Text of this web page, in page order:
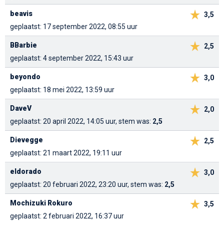
3,5
beavis
geplaatst: 17 september 2022, 08:55 uur
2,5
BBarbie
geplaatst: 4 september 2022, 15:43 uur
3,0
beyondo
geplaatst: 18 mei 2022, 13:59 uur
2,0
DaveV
geplaatst: 20 april 2022, 14:05 uur, stem was: 2,5
2,5
Dievegge
geplaatst: 21 maart 2022, 19:11 uur
3,0
eldorado
geplaatst: 20 februari 2022, 23:20 uur, stem was: 2,5
3,5
Mochizuki Rokuro
geplaatst: 2 februari 2022, 16:37 uur